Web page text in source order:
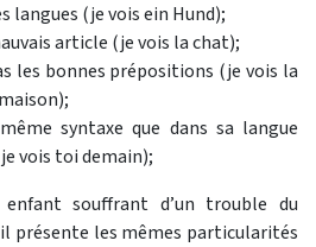
langues (je vois ein Hund);
article (je vois la chat);
les bonnes prépositions (je vois la
syntaxe que dans sa langue
vois toi demain);
souffrant d’un trouble du
présente les mêmes particularités